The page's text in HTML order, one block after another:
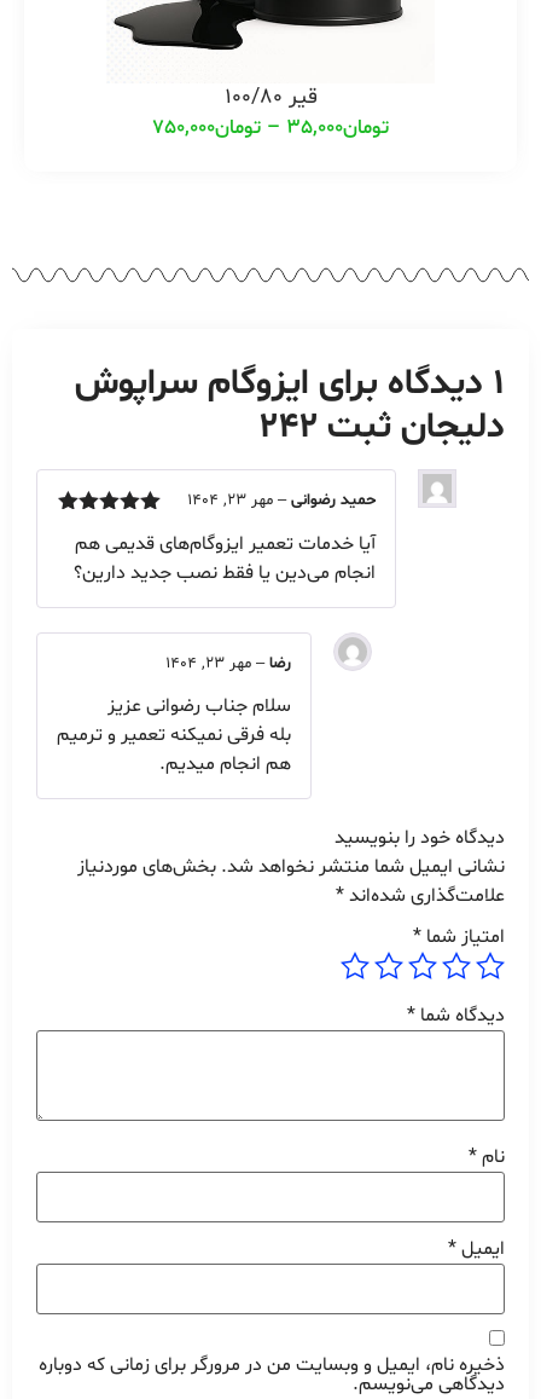
قیر 100/80
تومان35,000
– تومان750,000
1 دیدگاه برای
ایزوگام سراپوش
دلیجان ثبت 242
5
حمید رضوانی– مهر 23, 1404
آیا خدمات تعمیر ایزوگام‌های قدیمی هم
انجام می‌دین یا فقط نصب جدید دارین؟
رضا– مهر 23, 1404
سلام جناب رضوانی عزیز
بله فرقی نمیکنه تعمیر و ترمیم
هم انجام میدیم.
دیدگاه خود را بنویسید
نشانی ایمیل شما منتشر نخواهد شد. بخش‌های موردنیاز
علامت‌گذاری شده‌اند*
امتیاز شما *
دیدگاه شما *
نام*
ایمیل*
ذخیره نام، ایمیل و وبسایت من در مرورگر برای زمانی که دوباره
دیدگاهی می‌نویسم.